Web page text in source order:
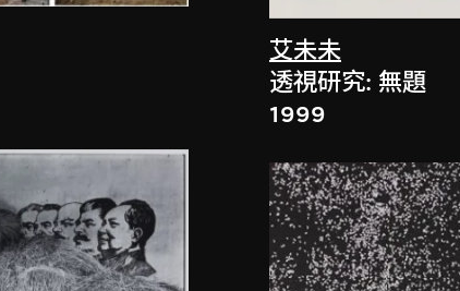
艾未未
透視研究: 無題
1999